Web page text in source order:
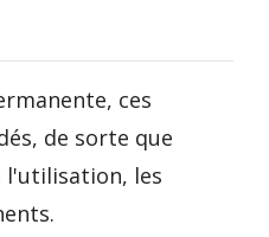
ces
de sorte que
l'utilisation, les